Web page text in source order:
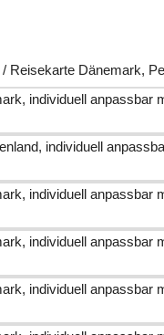
/ Reisekarte Dänemark,